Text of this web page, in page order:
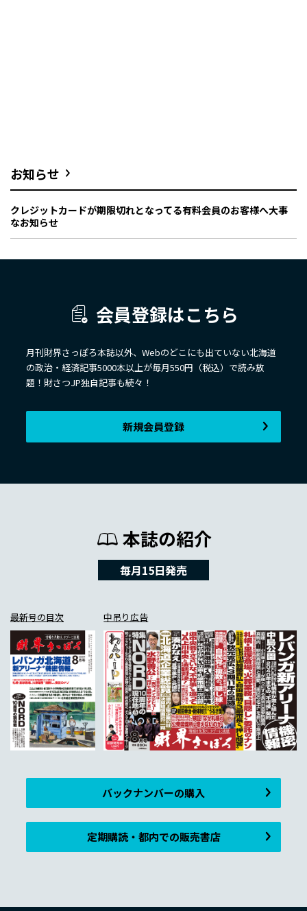
お知らせ
クレジットカードが期限切れとなってる有料会員のお客様へ大事
なお知らせ
会員登録はこちら
月刊財界さっぽろ本誌以外、Webのどこにも出ていない北海道
の政治・経済記事5000本以上が毎月550円（税込）で読み放
題！財さつJP独自記事も続々！
新規会員登録
本誌の紹介
毎月15日発売
最新号の目次 中吊り広告
バックナンバーの購入
定期購読・都内での販売書店